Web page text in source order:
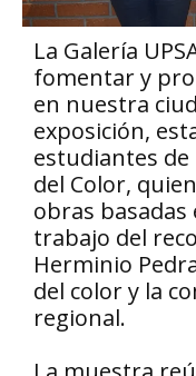
La Galería
fomentar y
en nuestra
exposición,
estudiantes
del Color,
obras
trabajo del
Herminio
del color y la
regional.